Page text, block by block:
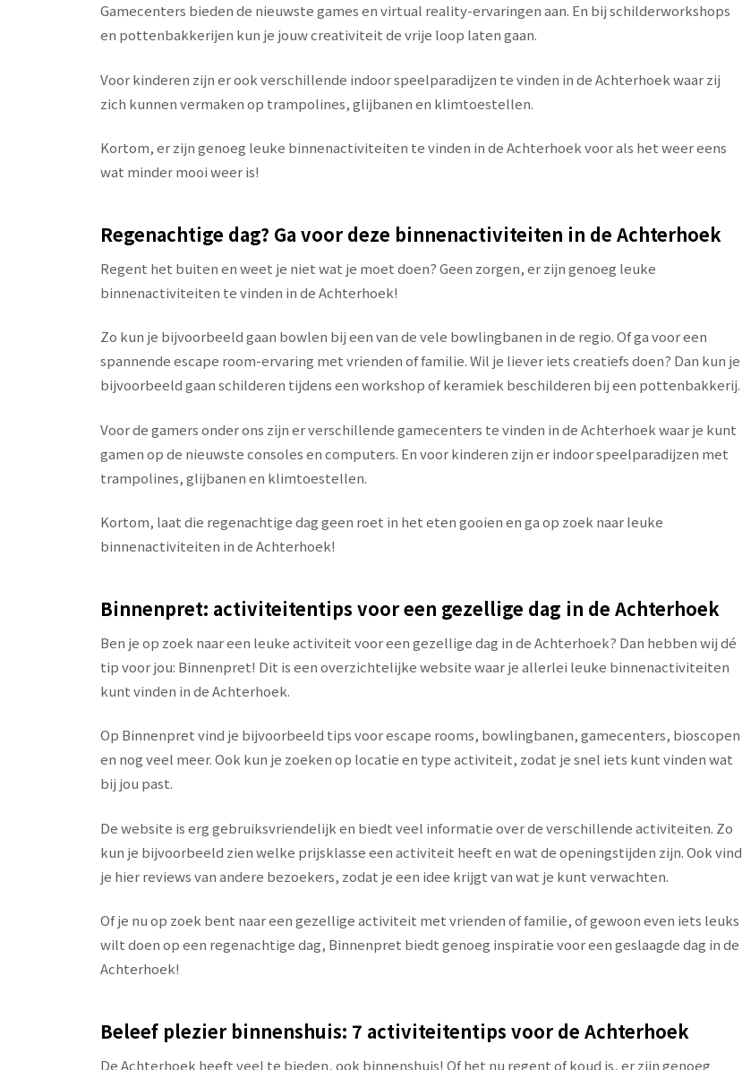
Gamecenters bieden de nieuwste games en virtual reality-ervaringen aan. En bij schilderworkshops
en pottenbakkerijen kun je jouw creativiteit de vrije loop laten gaan.
Voor kinderen zijn er ook verschillende indoor speelparadijzen te vinden in de Achterhoek waar zij
zich kunnen vermaken op trampolines, glijbanen en klimtoestellen.
Kortom, er zijn genoeg leuke binnenactiviteiten te vinden in de Achterhoek voor als het weer eens
wat minder mooi weer is!
Regenachtige dag? Ga voor deze binnenactiviteiten in de Achterhoek
Regent het buiten en weet je niet wat je moet doen? Geen zorgen, er zijn genoeg leuke
binnenactiviteiten te vinden in de Achterhoek!
Zo kun je bijvoorbeeld gaan bowlen bij een van de vele bowlingbanen in de regio. Of ga voor een
spannende escape room-ervaring met vrienden of familie. Wil je liever iets creatiefs doen? Dan kun je
bijvoorbeeld gaan schilderen tijdens een workshop of keramiek beschilderen bij een pottenbakkerij.
Voor de gamers onder ons zijn er verschillende gamecenters te vinden in de Achterhoek waar je kunt
gamen op de nieuwste consoles en computers. En voor kinderen zijn er indoor speelparadijzen met
trampolines, glijbanen en klimtoestellen.
Kortom, laat die regenachtige dag geen roet in het eten gooien en ga op zoek naar leuke
binnenactiviteiten in de Achterhoek!
Binnenpret: activiteitentips voor een gezellige dag in de Achterhoek
Ben je op zoek naar een leuke activiteit voor een gezellige dag in de Achterhoek? Dan hebben wij dé
tip voor jou: Binnenpret! Dit is een overzichtelijke website waar je allerlei leuke binnenactiviteiten
kunt vinden in de Achterhoek.
Op Binnenpret vind je bijvoorbeeld tips voor escape rooms, bowlingbanen, gamecenters, bioscopen
en nog veel meer. Ook kun je zoeken op locatie en type activiteit, zodat je snel iets kunt vinden wat
bij jou past.
De website is erg gebruiksvriendelijk en biedt veel informatie over de verschillende activiteiten. Zo
kun je bijvoorbeeld zien welke prijsklasse een activiteit heeft en wat de openingstijden zijn. Ook vind
je hier reviews van andere bezoekers, zodat je een idee krijgt van wat je kunt verwachten.
Of je nu op zoek bent naar een gezellige activiteit met vrienden of familie, of gewoon even iets leuks
wilt doen op een regenachtige dag, Binnenpret biedt genoeg inspiratie voor een geslaagde dag in de
Achterhoek!
Beleef plezier binnenshuis: 7 activiteitentips voor de Achterhoek
De Achterhoek heeft veel te bieden, ook binnenshuis! Of het nu regent of koud is, er zijn genoeg